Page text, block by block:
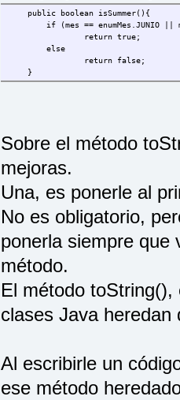
public boolean isSummer(){
if (mes == enumMes.JUNIO || mes ==
return true;
else
return false;
}
Sobre el método
mejoras.
Una, es ponerle al
No es obligatorio,
ponerla siempre que
método.
El método
clases Java
Al escribirle un
ese método